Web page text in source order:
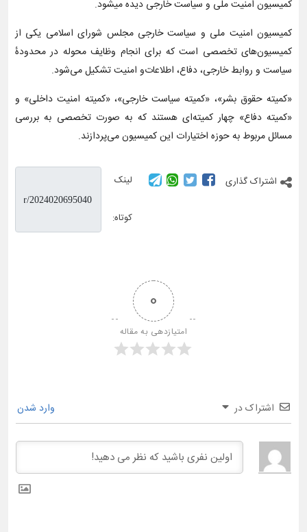
کمیسیون امنیت ملی و سیاست خارجی دیده میشود.
کمیسیون امنیت ملی و سیاست خارجی مجلس شورای اسلامی یکی از
کمیسیون‌های تخصصی است که برای انجام وظایف محوله در محدودهٔ
سیاست و روابط خارجى، دفاع، اطلاعات‌و امنیت تشکیل می‌شود.
«کمیته حقوق بشر»، «کمیته سیاست خارجی»، «کمیته امنیت داخلی» و
«کمیته دفاع» چهار کمیته‌ای هستند که به صورت تخصصی به بررسی
مسائل مربوط به حوزه اختیارات این کمیسیون می‌پردازند.
اشتراک گذاری لینک
کوتاه:
0
امتیازدهی به مقاله
اشتراک در وارد شدن